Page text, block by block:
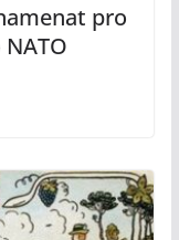
pro